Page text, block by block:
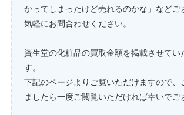
かってしまったけど売れるのかな」などご
気軽にお問合わせください。
資生堂の化粧品の買取金額を掲載させてい
す。
下記のページよりご覧いただけますので、
ましたら一度ご閲覧いただければ幸いでご